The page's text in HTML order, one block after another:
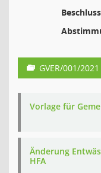
GVER/001/2021
Vorlage für
Änderung
HFA